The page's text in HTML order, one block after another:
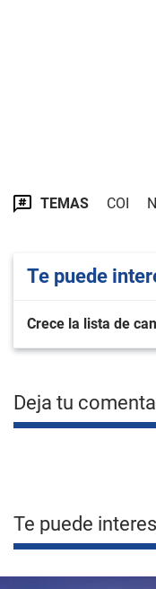
TEMAS COI
Te puede
Crece la lista de
Deja tu
Te puede